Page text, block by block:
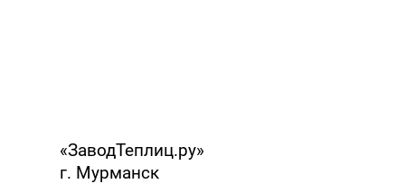
«ЗаводТеплиц.ру»
г. Мурманск